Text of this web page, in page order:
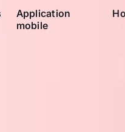
Application
mobile